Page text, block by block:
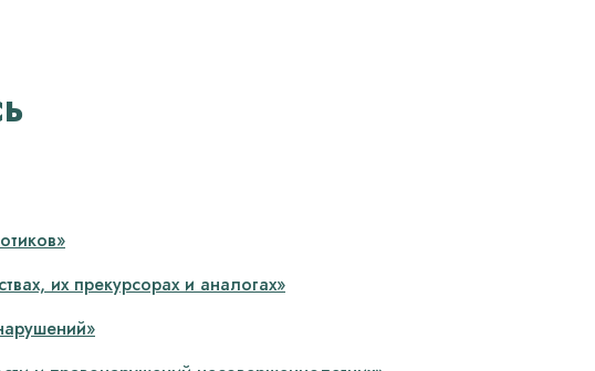
их прекурсорах и аналогах»